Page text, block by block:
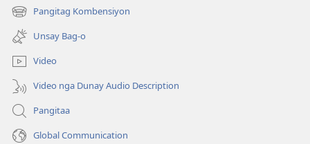
open
ug
bag-
ong
window)
Pangitag Kombensiyon
(mo-
open
ug
bag-
ong
window)
Unsay Bag-o
Video
Video nga Dunay Audio Description
Pangitaa
Global Communication